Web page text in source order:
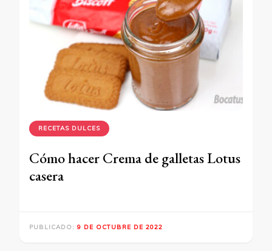
RECETAS DULCES
Cómo hacer Crema de galletas Lotus
casera
PUBLICADO: 9 DE OCTUBRE DE 2022